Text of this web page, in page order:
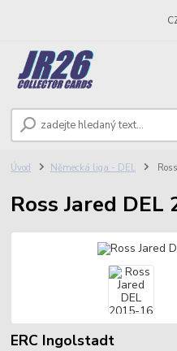
Úvod Německá liga - DEL
Ross Jared
ERC Ingolstadt